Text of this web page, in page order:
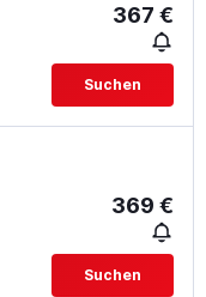
367 €
Suchen
369 €
Suchen